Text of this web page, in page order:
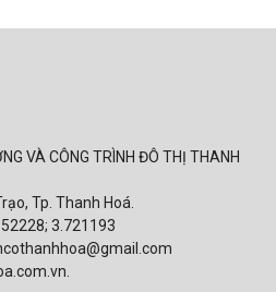
VÀ CÔNG TRÌNH ĐÔ THỊ THANH
Tp. Thanh Hoá.
3.721193